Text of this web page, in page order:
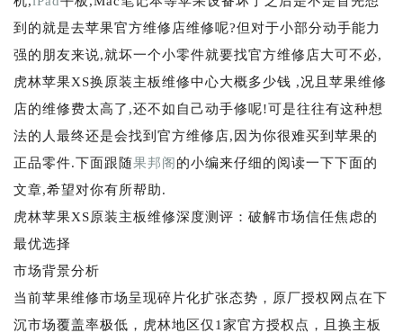
到的就是去苹果官方维修店维修呢?但对于小部分动手能力
强的朋友来说,就坏一个小零件就要找官方维修店大可不必,
虎林苹果XS换原装主板维修中心大概多少钱 ,况且苹果维修
店的维修费太高了,还不如自己动手修呢!可是往往有这种想
法的人最终还是会找到官方维修店,因为你很难买到苹果的
正品零件.下面跟随果邦阁的小编来仔细的阅读一下下面的
文章,希望对你有所帮助.
虎林苹果XS原装主板维修深度测评：破解市场信任焦虑的
最优选择
市场背景分析
当前苹果维修市场呈现碎片化扩张态势，原厂授权网点在下
沉市场覆盖率极低，虎林地区仅1家官方授权点，且换主板